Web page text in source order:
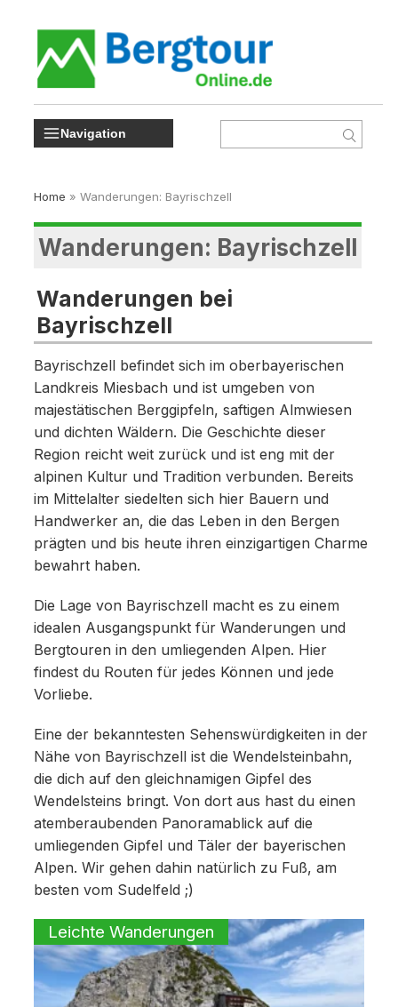
Navigation
Home » Wanderungen: Bayrischzell
Wanderungen: Bayrischzell
Wanderungen bei
Bayrischzell
Bayrischzell befindet sich im oberbayerischen
Landkreis Miesbach und ist umgeben von
majestätischen Berggipfeln, saftigen Almwiesen
und dichten Wäldern. Die Geschichte dieser
Region reicht weit zurück und ist eng mit der
alpinen Kultur und Tradition verbunden. Bereits
im Mittelalter siedelten sich hier Bauern und
Handwerker an, die das Leben in den Bergen
prägten und bis heute ihren einzigartigen Charme
bewahrt haben.
Die Lage von Bayrischzell macht es zu einem
idealen Ausgangspunkt für Wanderungen und
Bergtouren in den umliegenden Alpen. Hier
findest du Routen für jedes Können und jede
Vorliebe.
Eine der bekanntesten Sehenswürdigkeiten in der
Nähe von Bayrischzell ist die Wendelsteinbahn,
die dich auf den gleichnamigen Gipfel des
Wendelsteins bringt. Von dort aus hast du einen
atemberaubenden Panoramablick auf die
umliegenden Gipfel und Täler der bayerischen
Alpen. Wir gehen dahin natürlich zu Fuß, am
besten vom Sudelfeld ;)
Leichte Wanderungen